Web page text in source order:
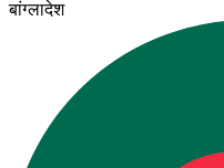
बांग्लादेश